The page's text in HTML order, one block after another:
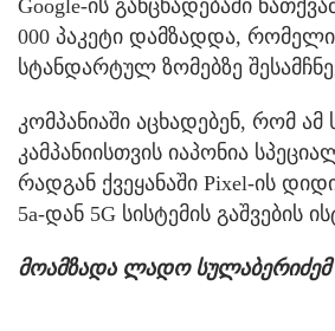
Google-ის განცხადებაში
000 პაკეტი დამზადდა,
სტანდარტულ ზომებზე
კომპანიაში აცხადებენ, რომ
კამპანიისთვის იაპონია
რადგან ქვეყანაში Pixel-ის
5a-დან 5G სისტემის გაშვების
მოამზადა ლადო სულაბერიძემ